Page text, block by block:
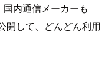
内通信メーカーも
開して、どんどん利用